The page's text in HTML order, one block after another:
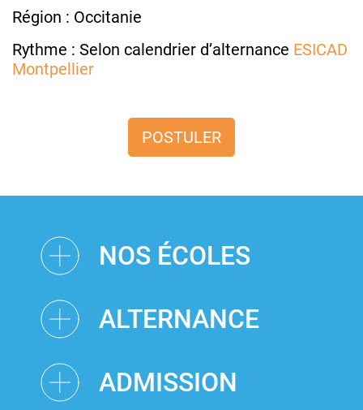
Région : Occitanie
Rythme : Selon calendrier d’alternance ESICAD
Montpellier
POSTULER
NOS ÉCOLES
ALTERNANCE
ADMISSION